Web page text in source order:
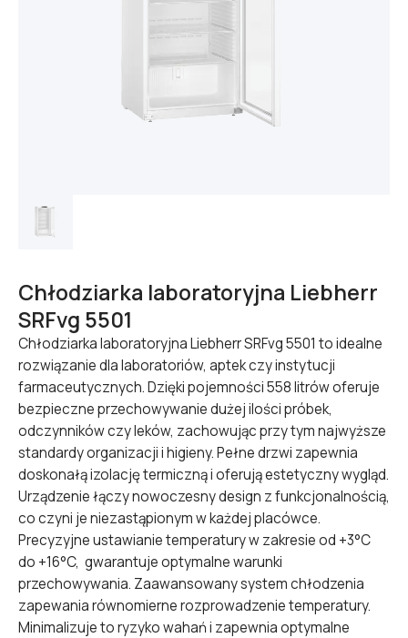
Chłodziarka laboratoryjna Liebherr
SRFvg 5501
Chłodziarka laboratoryjna Liebherr SRFvg 5501 to idealne
rozwiązanie dla laboratoriów, aptek czy instytucji
farmaceutycznych. Dzięki pojemności 558 litrów oferuje
bezpieczne przechowywanie dużej ilości próbek,
odczynników czy leków, zachowując przy tym najwyższe
standardy organizacji i higieny. Pełne drzwi zapewnia
doskonałą izolację termiczną i oferują estetyczny wygląd.
Urządzenie łączy nowoczesny design z funkcjonalnością,
co czyni je niezastąpionym w każdej placówce.
Precyzyjne ustawianie temperatury w zakresie od +3°C
do +16°C, gwarantuje optymalne warunki
przechowywania. Zaawansowany system chłodzenia
zapewania równomierne rozprowadzenie temperatury.
Minimalizuje to ryzyko wahań i zapewnia optymalne